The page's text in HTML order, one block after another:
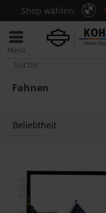
Shop wählen:
Menü
Fahnen
Fahnen